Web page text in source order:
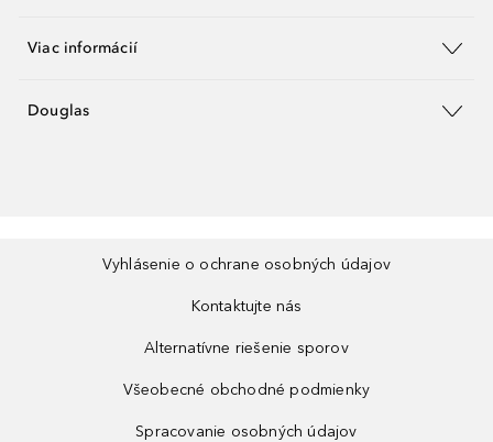
Viac informácií
Douglas
Vyhlásenie o ochrane osobných údajov
Kontaktujte nás
Alternatívne riešenie sporov
Všeobecné obchodné podmienky
Spracovanie osobných údajov